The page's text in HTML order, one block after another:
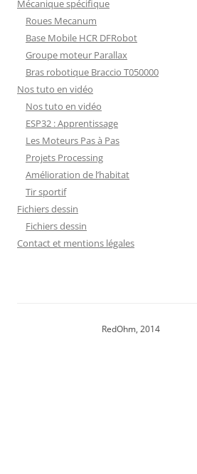
Mécanique spécifique
Roues Mecanum
Base Mobile HCR DFRobot
Groupe moteur Parallax
Bras robotique Braccio T050000
Nos tuto en vidéo
Nos tuto en vidéo
ESP32 : Apprentissage
Les Moteurs Pas à Pas
Projets Processing
Amélioration de l’habitat
Tir sportif
Fichiers dessin
Fichiers dessin
Contact et mentions légales
RedOhm, 2014